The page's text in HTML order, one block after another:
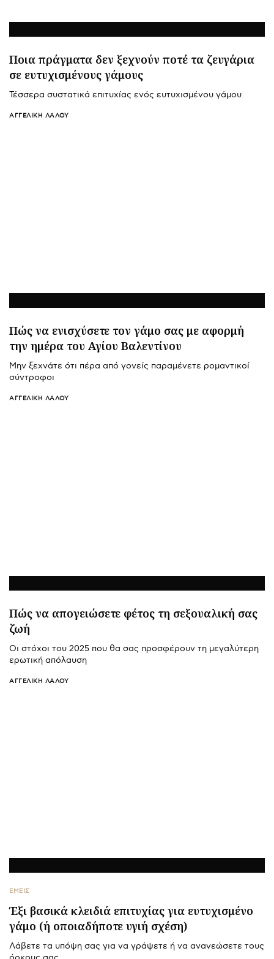
Ποια πράγματα δεν ξεχνούν ποτέ τα ζευγάρια
σε ευτυχισμένους γάμους
Τέσσερα συστατικά επιτυχίας ενός ευτυχισμένου γάμου
ΑΓΓΕΛΙΚΉ ΛΆΛΟΥ
Πώς να ενισχύσετε τον γάμο σας με αφορμή
την ημέρα του Αγίου Βαλεντίνου
Μην ξεχνάτε ότι πέρα από γονείς παραμένετε ρομαντικοί
σύντροφοι
ΑΓΓΕΛΙΚΉ ΛΆΛΟΥ
Πώς να απογειώσετε φέτος τη σεξουαλική σας
ζωή
Οι στόχοι του 2025 που θα σας προσφέρουν τη μεγαλύτερη
ερωτική απόλαυση
ΑΓΓΕΛΙΚΉ ΛΆΛΟΥ
ΕΜΕΙΣ
Έξι βασικά κλειδιά επιτυχίας για ευτυχισμένο
γάμο (ή οποιαδήποτε υγιή σχέση)
Λάβετε τα υπόψη σας για να γράψετε ή να ανανεώσετε τους